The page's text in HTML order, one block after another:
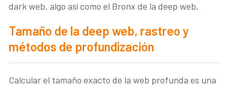
dark web, algo así como el Bronx de la deep web.
Tamaño de la deep web, rastreo y
métodos de profundización
Calcular el tamaño exacto de la web profunda es una